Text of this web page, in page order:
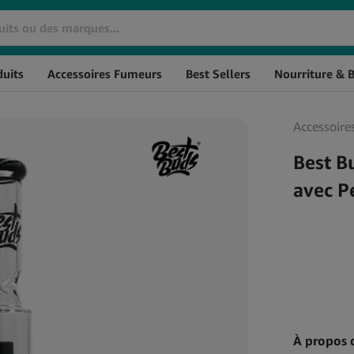
Huile de CBG
Huile de CBD aromatisée
Huile de CBD Full Spectrum
CBD pour les Cheveux
CBD Massage
Baumes au CBD
Accessoires Fumeurs Best Sellers Nourriture &
Best
avec
À propos